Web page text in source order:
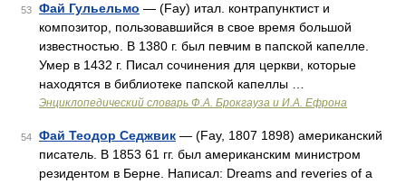
53 Фай Гульельмо — (Fay) итал. контрапунктист и
композитор, пользовавшийся в свое время большой
известностью. В 1380 г. был певчим в папской капелле.
Умер в 1432 г. Писал сочинения для церкви, которые
находятся в библиотеке папской капеллы …
Энциклопедический словарь Ф.А. Брокгауза и И.А. Ефрона
54 Фай Теодор Седжвик — (Fay, 1807 1898) американский
писатель. В 1853 61 гг. был американским министром
резидентом в Берне. Написал: Dreams and reveries of a